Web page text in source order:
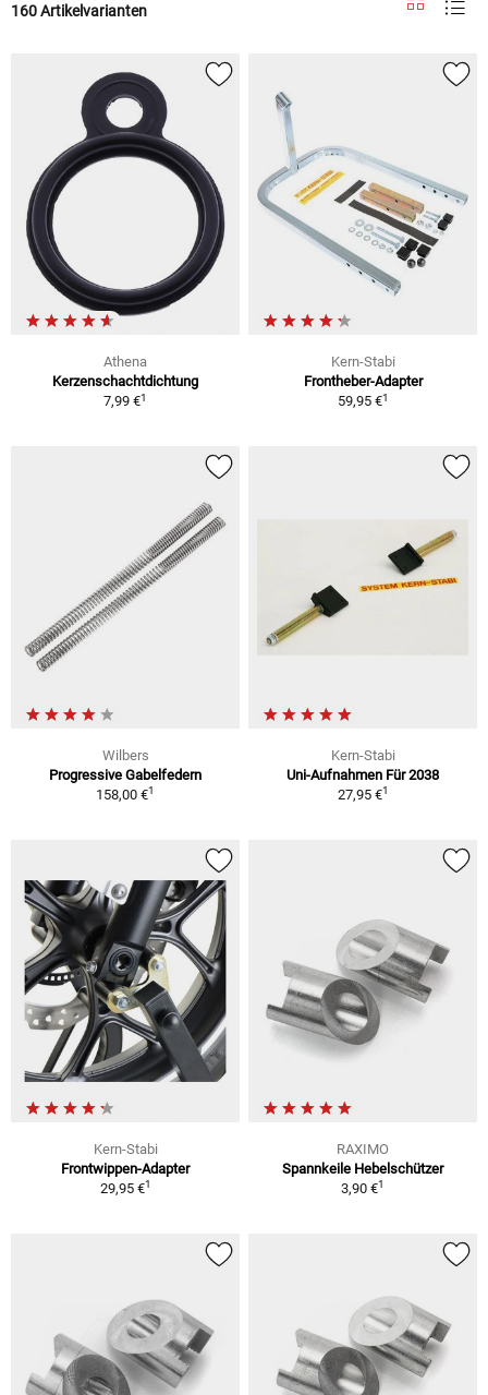
160 Artikelvarianten
Athena
Kerzenschachtdichtung
7,99 €1
Kern-Stabi
Frontheber-Adapter
59,95 €1
Wilbers
Progressive Gabelfedern
158,00 €1
Kern-Stabi
Uni-Aufnahmen Für 2038
27,95 €1
Kern-Stabi
Frontwippen-Adapter
29,95 €1
RAXIMO
Spannkeile Hebelschützer
3,90 €1